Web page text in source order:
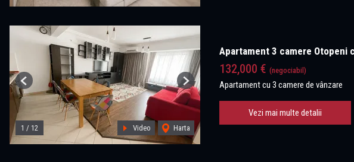
1 / 12 Video Harta
Previous Next
Apartament 3 camere Otopeni
132,000 € (negociabil)
Apartament cu 3 camere de vânzare
Vezi mai multe detalii